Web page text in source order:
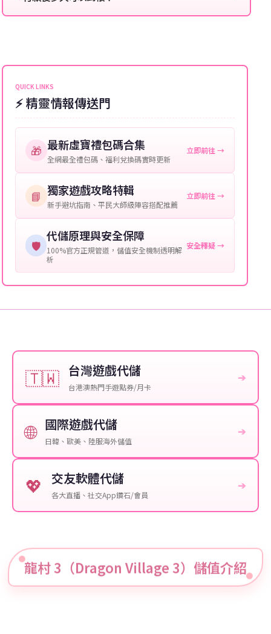
角色名稱：您遊戲中的角色名稱。
等級：角色的當前等級。
提供這些信息能幫助我們更快地處理您的代儲需求，確
保您盡享遊戲樂趣！
可直接聯絡客服查詢訂單進度。
QUICK LINKS
⚡ 精靈情報傳送門
🎁 最新虛寶禮包碼合集
全網最全禮包碼、福利兌換碼實時更新
立即前往 →
📘 獨家遊戲攻略特輯
新手避坑指南、平民大師級陣容搭配推薦
立即前往 →
🛡️
代儲原理與安全保障
100%官方正規管道，儲值安全機制透明解
析
安全釋疑 →
🇹🇼 台灣遊戲代儲
台港澳熱門手遊點券/月卡
➔
🌐 國際遊戲代儲
日韓、歐美、陸服海外儲值
➔
💖 交友軟體代儲
各大直播、社交App鑽石/會員
➔
龍村 3（Dragon Village 3）儲值介紹